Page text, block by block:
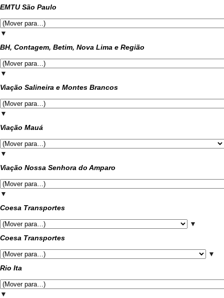
EMTU São Paulo
▼
BH, Contagem, Betim, Nova Lima e Região
▼
Viação Salineira e Montes Brancos
▼
Viação Mauá
▼
Viação Nossa Senhora do Amparo
▼
Coesa Transportes
▼
Coesa Transportes
▼
Rio Ita
▼